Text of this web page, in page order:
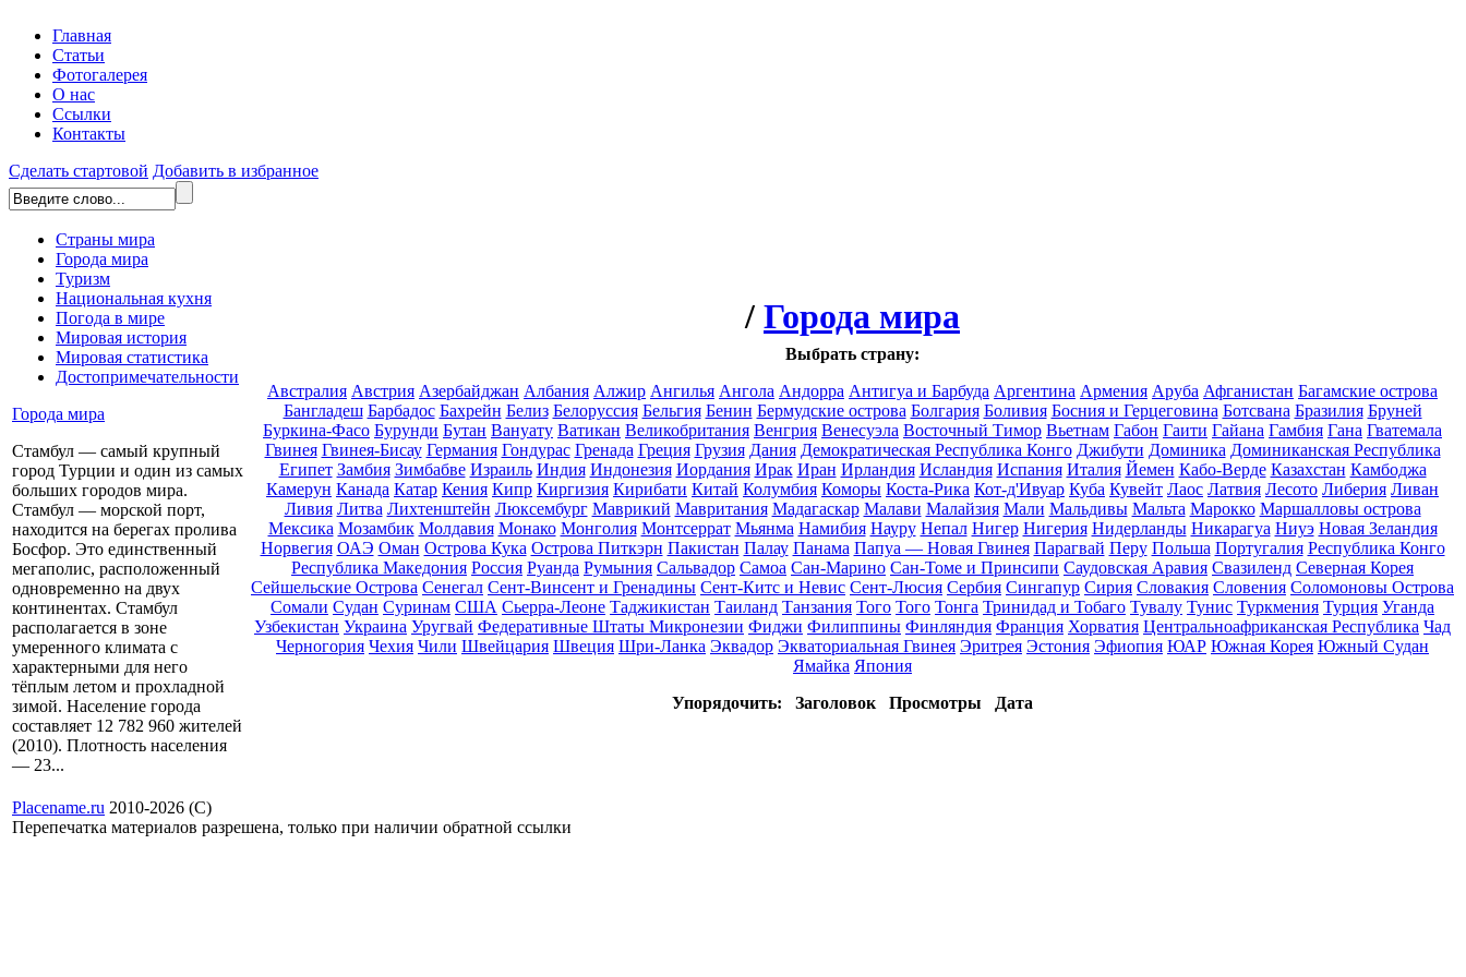
Главная
Статьи
Фотогалерея
О нас
Ссылки
Контакты
Сделать стартовой Добавить в избранное
Страны мира
Города мира
Туризм
Национальная кухня
Погода в мире
Мировая история
Мировая статистика
Достопримечательности
Города мира
Стамбул — самый крупный
город Турции и один из самых
больших городов мира.
Стамбул — морской порт,
находится на берегах пролива
Босфор. Это единственный
мегаполис, расположенный
одновременно на двух
континентах. Стамбул
располагается в зоне
умеренного климата с
характерными для него
тёплым летом и прохладной
зимой. Население города
составляет 12 782 960 жителей
(2010). Плотность населения
— 23...
/ Города мира
Выбрать страну:
Австралия Австрия Азербайджан Албания Алжир Ангилья Ангола Андорра Антигуа и Барбуда Аргентина Армения Аруба Афганистан Багамские острова
Бангладеш Барбадос Бахрейн Белиз Белоруссия Бельгия Бенин Бермудские острова Болгария Боливия Босния и Герцеговина Ботсвана Бразилия Бруней
Буркина-Фасо Бурунди Бутан Вануату Ватикан Великобритания Венгрия Венесуэла Восточный Тимор Вьетнам Габон Гаити Гайана Гамбия Гана Гватемала
Гвинея Гвинея-Бисау Германия Гондурас Гренада Греция Грузия Дания Демократическая Республика Конго Джибути Доминика Доминиканская Республика
Египет Замбия Зимбабве Израиль Индия Индонезия Иордания Ирак Иран Ирландия Исландия Испания Италия Йемен Кабо-Верде Казахстан Камбоджа
Камерун Канада Катар Кения Кипр Киргизия Кирибати Китай Колумбия Коморы Коста-Рика Кот-д'Ивуар Куба Кувейт Лаос Латвия Лесото Либерия Ливан
Ливия Литва Лихтенштейн Люксембург Маврикий Мавритания Мадагаскар Малави Малайзия Мали Мальдивы Мальта Марокко Маршалловы острова
Мексика Мозамбик Молдавия Монако Монголия Монтсеррат Мьянма Намибия Науру Непал Нигер Нигерия Нидерланды Никарагуа Ниуэ Новая Зеландия
Норвегия ОАЭ Оман Острова Кука Острова Питкэрн Пакистан Палау Панама Папуа — Новая Гвинея Парагвай Перу Польша Португалия Республика Конго
Республика Македония Россия Руанда Румыния Сальвадор Самоа Сан-Марино Сан-Томе и Принсипи Саудовская Аравия Свазиленд Северная Корея
Сейшельские Острова Сенегал Сент-Винсент и Гренадины Сент-Китс и Невис Сент-Люсия Сербия Сингапур Сирия Словакия Словения Соломоновы Острова
Сомали Судан Суринам США Сьерра-Леоне Таджикистан Таиланд Танзания Того Того Тонга Тринидад и Тобаго Тувалу Тунис Туркмения Турция Уганда
Узбекистан Украина Уругвай Федеративные Штаты Микронезии Фиджи Филиппины Финляндия Франция Хорватия Центральноафриканская Республика Чад
Черногория Чехия Чили Швейцария Швеция Шри-Ланка Эквадор Экваториальная Гвинея Эритрея Эстония Эфиопия ЮАР Южная Корея Южный Судан
Ямайка Япония
Упорядочить:
Заголовок Просмотры Дата
Placename.ru 2010-2026 (С)
Перепечатка материалов разрешена, только при наличии обратной ссылки